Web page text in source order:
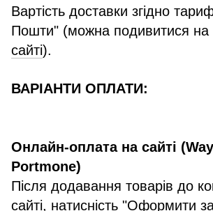
Вартість доставки згідно
Пошти" (можна подивитися на
сайті).
ВАРІАНТИ ОПЛАТИ:
Онлайн-оплата на сайті
Portmone)
Після додавання товарів до
сайті, натисність "Оформити